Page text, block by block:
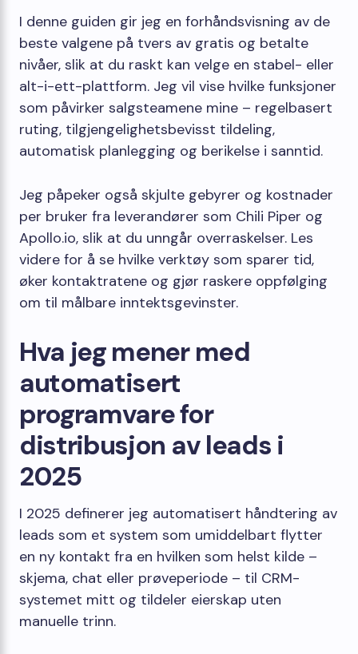
I denne guiden gir jeg en forhåndsvisning av de
beste valgene på tvers av gratis og betalte
nivåer, slik at du raskt kan velge en stabel- eller
alt-i-ett-plattform. Jeg vil vise hvilke funksjoner
som påvirker salgsteamene mine – regelbasert
ruting, tilgjengelighetsbevisst tildeling,
automatisk planlegging og berikelse i sanntid.
Jeg påpeker også skjulte gebyrer og kostnader
per bruker fra leverandører som Chili Piper og
Apollo.io, slik at du unngår overraskelser. Les
videre for å se hvilke verktøy som sparer tid,
øker kontaktratene og gjør raskere oppfølging
om til målbare inntektsgevinster.
Hva jeg mener med
automatisert
programvare for
distribusjon av leads i
2025
I 2025 definerer jeg automatisert håndtering av
leads som et system som umiddelbart flytter
en ny kontakt fra en hvilken som helst kilde –
skjema, chat eller prøveperiode – til CRM-
systemet mitt og tildeler eierskap uten
manuelle trinn.